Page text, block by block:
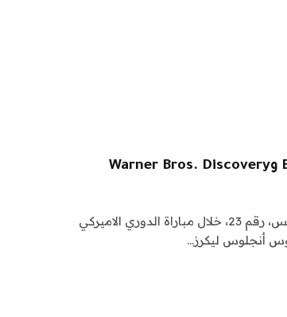
مهاجم لوس أنجلوس ليكرز، ليبرون جيمس، رقم 23، خلال مباراة الدوري الاميركي
أنجلوس ليكرز…